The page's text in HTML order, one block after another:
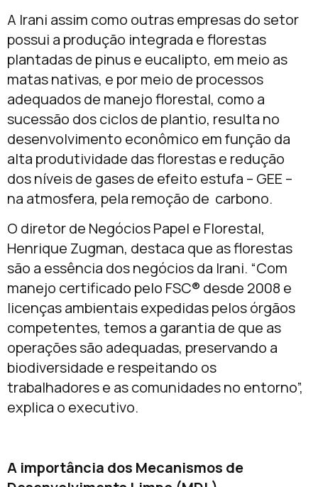
A Irani assim como outras empresas do setor
possui a produção integrada e florestas
plantadas de pinus e eucalipto, em meio as
matas nativas, e por meio de processos
adequados de manejo florestal, como a
sucessão dos ciclos de plantio, resulta no
desenvolvimento econômico em função da
alta produtividade das florestas e redução
dos níveis de gases de efeito estufa – GEE –
na atmosfera, pela remoção de carbono.
O diretor de Negócios Papel e Florestal,
Henrique Zugman, destaca que as florestas
são a essência dos negócios da Irani. “Com
manejo certificado pelo FSC® desde 2008 e
licenças ambientais expedidas pelos órgãos
competentes, temos a garantia de que as
operações são adequadas, preservando a
biodiversidade e respeitando os
trabalhadores e as comunidades no entorno”,
explica o executivo.
A importância dos Mecanismos de